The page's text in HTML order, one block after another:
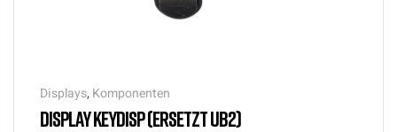
Displays, Komponenten
DISPLAY KEYDISP (ERSETZT UB2)